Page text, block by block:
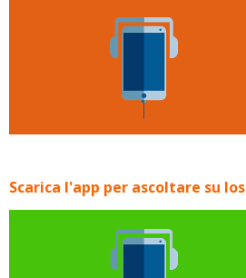
Scarica l'app per ascoltare su Ios